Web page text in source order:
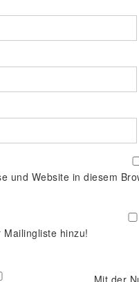
und Website in diesem
hinzu!
Mit der